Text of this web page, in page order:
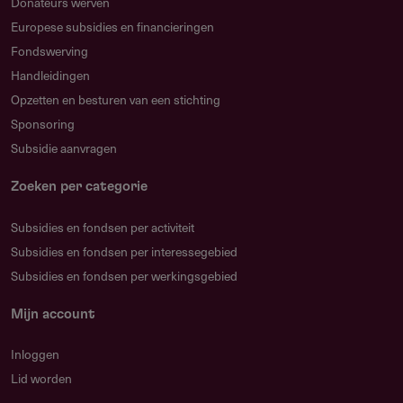
Eenmalige activiteiten zonder duurzame component
Reis- of verblijfskosten zonder projectmatige
onderbouwing
Hoeveel subsidie kun je aanvragen?
De subsidie is afhankelijk van het project en het
beschikbare budget.
Het is goed om te weten dat het fonds zich richt op
kleinschalige initiatieven.
Europese subsidies en financieringen
Fondswerving
Handleidingen
Opzetten en besturen van een stichting
Sponsoring
Subsidie aanvragen
Zoeken per categorie
Subsidies en fondsen per activiteit
Subsidies en fondsen per interessegebied
Subsidies en fondsen per werkingsgebied
Mijn account
Inloggen
Lid worden